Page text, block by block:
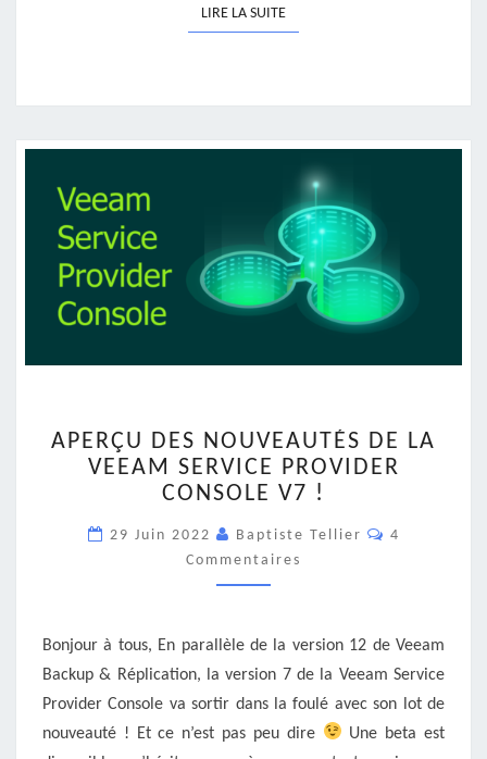
LIRE LA SUITELIRE LA SUITE
DES
NOUVEAUTÉS
DE
VEEAM
SERVICE
PROVIDER
APERÇU DES NOUVEAUTÉS DE LA
VEEAM SERVICE PROVIDER
CONSOLE V7 !
29 Juin 2022 Baptiste Tellier
4
Commentaires
Bonjour à tous, En parallèle de la version 12 de Veeam
Backup & Réplication, la version 7 de la Veeam Service
Provider Console va sortir dans la foulé avec son lot de
nouveauté ! Et ce n’est pas peu dire
Une beta est